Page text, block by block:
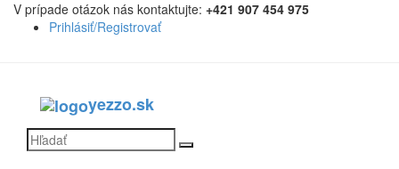
V prípade otázok nás kontaktujte: +421 907 454 975
Prihlásiť/Registrovať
yezzo.sk